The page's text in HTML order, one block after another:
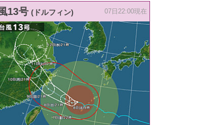
13号 (ドルフィン) 07日22:00現在